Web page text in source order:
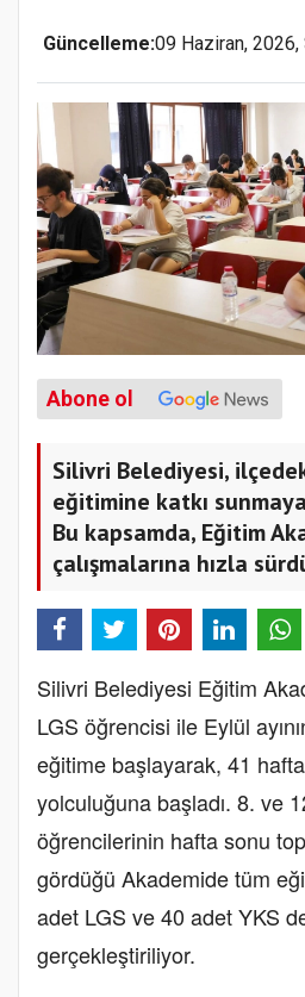
Güncelleme:09 Haziran, 2026,
Abone ol
Silivri Belediyesi,
eğitimine katkı
Bu kapsamda, Eğitim
çalışmalarına hızla
Silivri Belediyesi Eğitim
LGS öğrencisi ile Eylül
eğitime başlayarak, 41
yolculuğuna başladı. 8. ve
öğrencilerinin hafta sonu
gördüğü Akademide tüm
adet LGS ve 40 adet YKS
gerçekleştiriliyor.